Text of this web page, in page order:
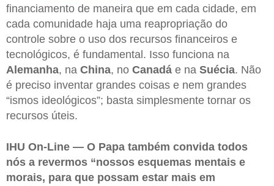
financiamento de maneira que em cada cidade, em
cada comunidade haja uma reapropriação do
controle sobre o uso dos recursos financeiros e
tecnológicos, é fundamental. Isso funciona na
Alemanha, na China, no Canadá e na Suécia. Não
é preciso inventar grandes coisas e nem grandes
“ismos ideológicos”; basta simplesmente tornar os
recursos úteis.
IHU On-Line — O Papa também convida todos
nós a revermos “nossos esquemas mentais e
morais, para que possam estar mais em